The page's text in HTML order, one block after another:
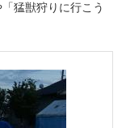
猛獣狩りに行こう